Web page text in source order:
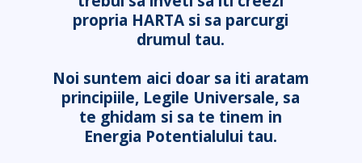
propria HARTA si sa parcurgi
drumul tau.
Noi suntem aici doar sa iti aratam
principiile, Legile Universale, sa
te ghidam si sa te tinem in
Energia Potentialului tau.